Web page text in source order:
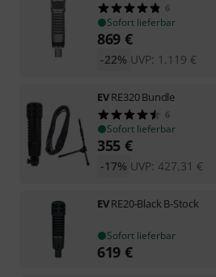
6
Sofort lieferbar
869 €
UVP: 1.119 €
-22%
EVRE320 Bundle
6
Sofort lieferbar
355 €
UVP: 427,31 €
-17%
EVRE20-Black B-Stock
Sofort lieferbar
619 €